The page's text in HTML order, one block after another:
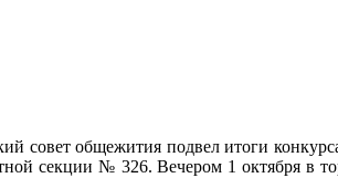
совет общежития подвел итоги
секции № 326. Вечером 1 октября в